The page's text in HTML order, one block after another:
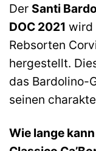
Der Santi
DOC 2021 wird
Rebsorten
hergestellt.
das Bardolino-
seinen
Wie lange